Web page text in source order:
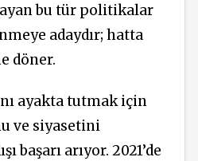
bu tür politikalar
adaydır; hatta
döner.
ayakta tutmak için
ve siyasetini
başarı arıyor. 2021’de